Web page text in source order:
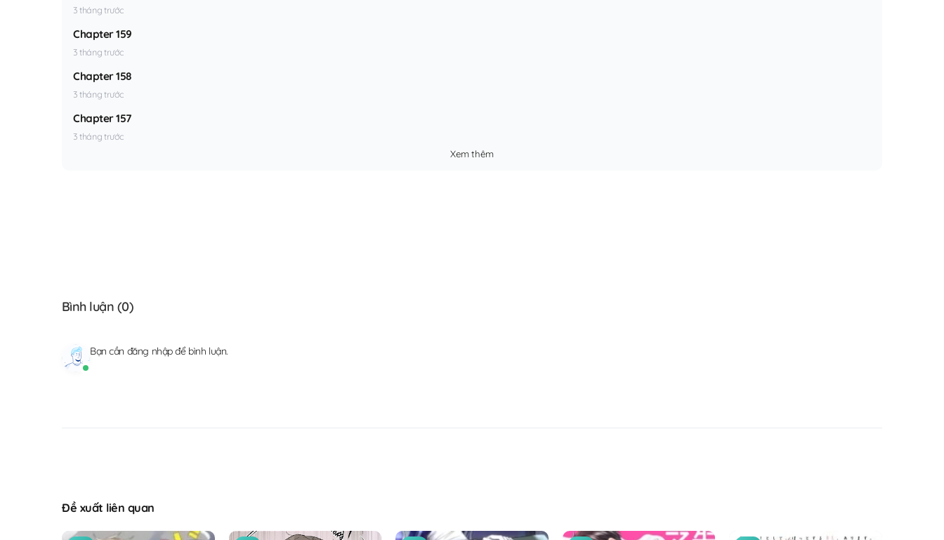
3 tháng trước
Chapter 159
3 tháng trước
Chapter 158
3 tháng trước
Chapter 157
3 tháng trước
Xem thêm
Bình luận (0)
Bạn cần đăng nhậpđể bình luận.
Đề xuất liên quan